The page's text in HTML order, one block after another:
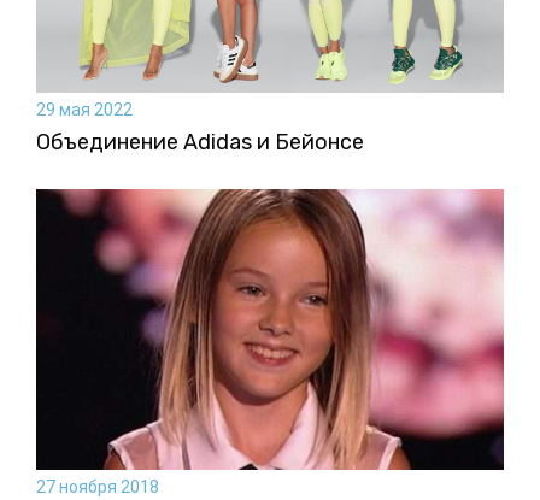
29 мая 2022
Объединение Adidas и Бейонсе
27 ноября 2018